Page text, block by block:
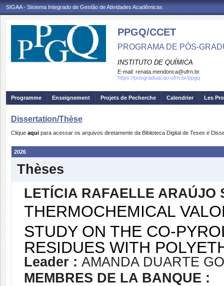
SIGAA - Sistema Integrado de Gestão de Atividades Acadêmicas
PPGQ/CCET
PROGRAMA DE PÓS-
INSTITUTO DE QUÍMICA
E-mail: renata.mendonca@ufrn.br
https://posgraduacao.ufrn.br/ppgq
Programme Enseignement Projets de Pecherche Calendrier Les
Dissertation/Thèse
Clique aqui para acessar os arquivos diretamente da Biblioteca Digital de Teses e
2026
Thèses
LETÍCIA RAFAELLE ARAÚJO
THERMOCHEMICAL
STUDY ON THE CO-
RESIDUES WITH
Leader : AMANDA DUARTE
MEMBRES DE LA BANQUE :